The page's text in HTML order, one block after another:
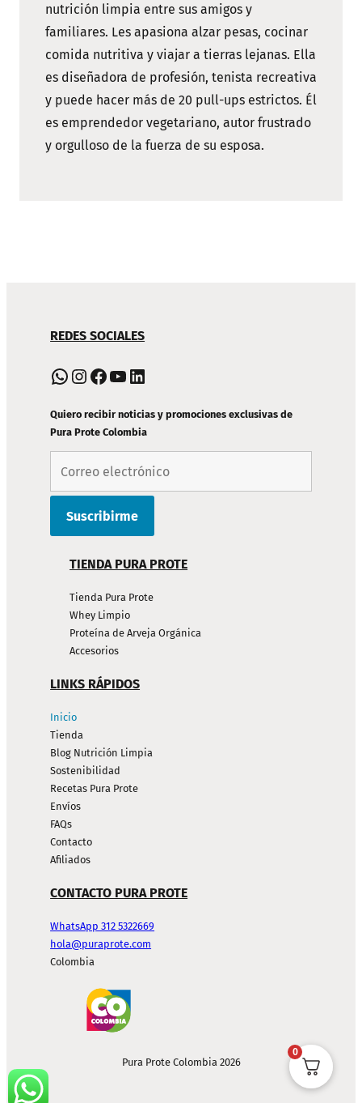
nutrición limpia entre sus amigos y
familiares. Les apasiona alzar pesas, cocinar
comida nutritiva y viajar a tierras lejanas. Ella
es diseñadora de profesión, tenista recreativa
y puede hacer más de 20 pull-ups estrictos. Él
es emprendedor vegetariano, autor frustrado
y orgulloso de la fuerza de su esposa.
DE
PIE
DE
PÁGINA
REDES SOCIALES
WhatsApp Instagram Facebook YouTube LinkedIn
Quiero recibir noticias y promociones exclusivas de
Pura Prote Colombia
TIENDA PURA PROTE
Tienda Pura Prote
Whey Limpio
Proteína de Arveja Orgánica
Accesorios
LINKS RÁPIDOS
Inicio
Tienda
Blog Nutrición Limpia
Sostenibilidad
Recetas Pura Prote
Envíos
FAQs
Contacto
Afiliados
CONTACTO PURA PROTE
WhatsApp 312 5322669
hola@puraprote.com
Colombia
Pura Prote Colombia 2026
0